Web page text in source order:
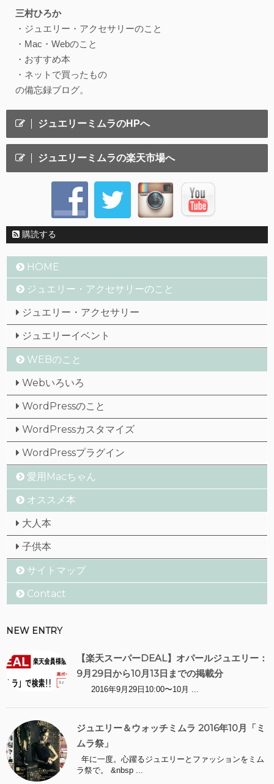
三村ひろか
・ジュエリー・アクセサリーのこと
・Mac・Webのこと
・おすすめ本
・ネットで買ったもの
の備忘録ブログ。
ジュエリーミムラのHPへ
ジュエリーミムラの楽天市場へ
購読する
HOME
ジュエリー・アクセサリーのこと
ジュエリー・アクセサリー
ジュエリーイベント
WEBのこと
Webいろいろ
WordPressのこと
WordPressカスタマイズ
WordPressプラグイン
愛用Macちゃん
オススメ本
大人本
子供本
サイトマップ
Contact
NEW ENTRY
【楽天スーパーDEAL】オパールジュエリー：
9月29日から10月13日までの掲載分
2016年9月29日10:00〜10月 ...
ジュエリー＆ウォッチミムラ 2016年10月「ミ
ムラ祭」
年に一度。心躍るジュエリーとファッションをミム
ラ祭で。 &nbsp ...